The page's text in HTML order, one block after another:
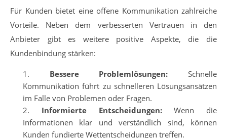
Für Kunden bietet eine offene Kommunikation zahlreiche
Vorteile. Neben dem verbesserten Vertrauen in den
Anbieter gibt es weitere positive Aspekte, die die
Kundenbindung stärken:
Bessere Problemlösungen: Schnelle
Kommunikation führt zu schnelleren Lösungsansätzen
im Falle von Problemen oder Fragen.
Informierte Entscheidungen:Wenn die
Informationen klar und verständlich sind, können
Kunden fundierte Wettentscheidungen treffen.